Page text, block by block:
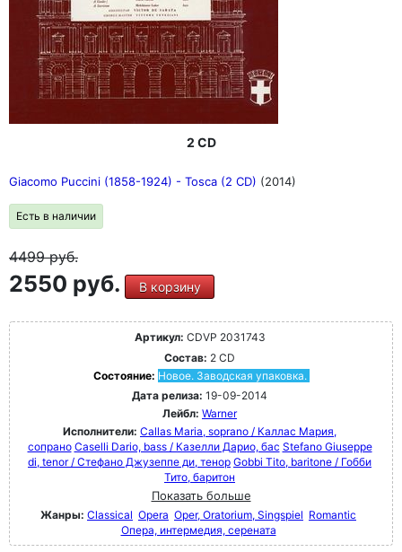
2 CD
Giacomo Puccini (1858-1924) - Tosca (2 CD) (2014)
Есть в наличии
4499руб.
2550 руб. В корзину
Артикул: CDVP 2031743
Состав: 2 CD
Состояние: Новое. Заводская упаковка.
Дата релиза: 19-09-2014
Лейбл: Warner
Исполнители: Callas Maria, soprano / Каллас Мария,
сопрано Caselli Dario, bass / Казелли Дарио, бас Stefano Giuseppe
di, tenor / Стефано Джузеппе ди, тенор Gobbi Tito, baritone / Гобби
Тито, баритон
Показать больше
Жанры: Classical Opera Oper, Oratorium, Singspiel Romantic
Опера, интермедия, серената